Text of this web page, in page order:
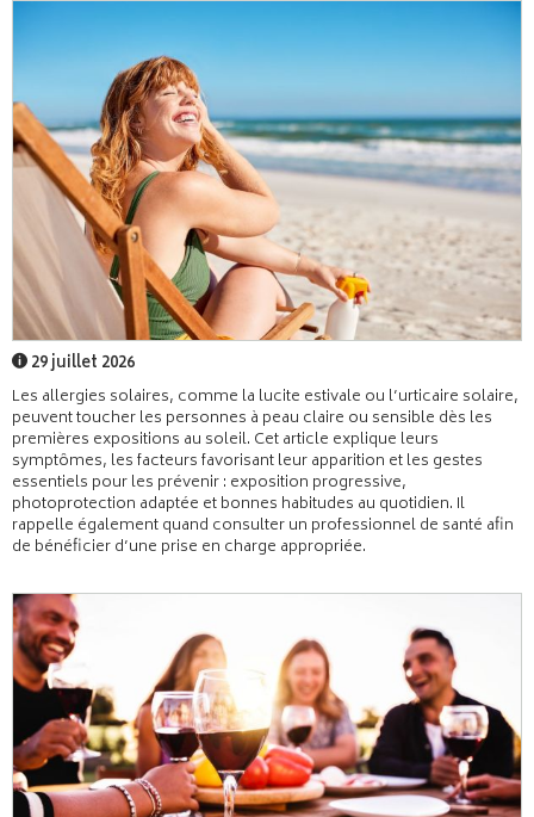
29 juillet 2026
Les allergies solaires, comme la lucite estivale ou l’urticaire solaire,
peuvent toucher les personnes à peau claire ou sensible dès les
premières expositions au soleil. Cet article explique leurs
symptômes, les facteurs favorisant leur apparition et les gestes
essentiels pour les prévenir : exposition progressive,
photoprotection adaptée et bonnes habitudes au quotidien. Il
rappelle également quand consulter un professionnel de santé afin
de bénéficier d’une prise en charge appropriée.